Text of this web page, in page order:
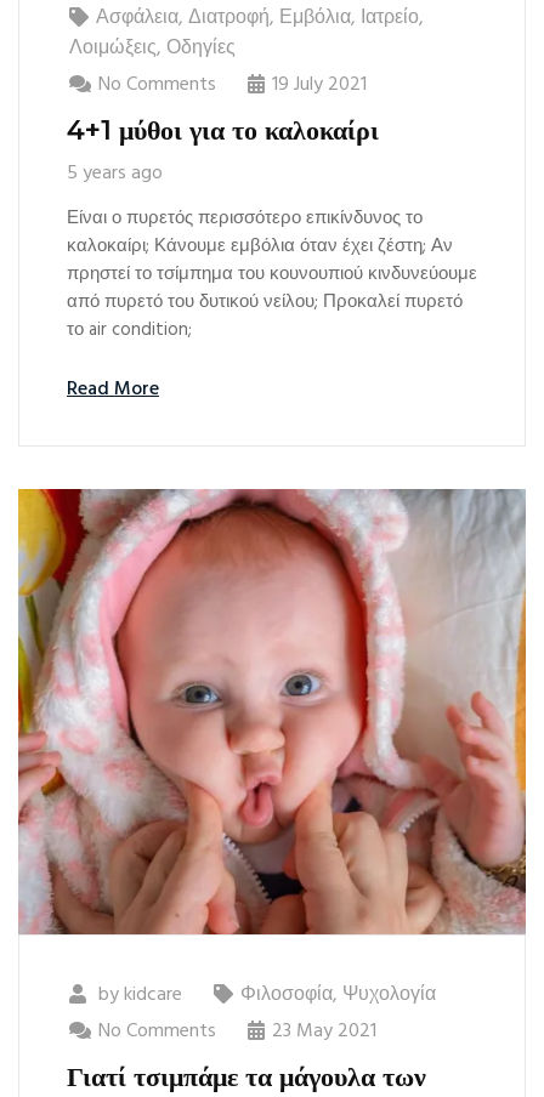
Ασφάλεια,Διατροφή, Εμβόλια, Ιατρείο,
Λοιμώξεις, Οδηγίες
No Comments
19 July 2021
4+1 μύθοι για το καλοκαίρι
5 years ago
Είναι ο πυρετός περισσότερο επικίνδυνος το
καλοκαίρι; Κάνουμε εμβόλια όταν έχει ζέστη; Αν
πρηστεί το τσίμπημα του κουνουπιού κινδυνεύουμε
από πυρετό του δυτικού νείλου; Προκαλεί πυρετό
το air condition;
Read More
bykidcare Φιλοσοφία, Ψυχολογία
No Comments
23 May 2021
Γιατί τσιμπάμε τα μάγουλα των